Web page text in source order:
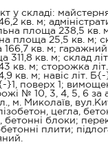
у складі:
кв. м;
площа 238,5 кв.
площа 25,5 кв. м;
кв. м; гаражний
311,8 кв. м; склад
кв. м; сторожка
кв. м; навіс літ. Б{-
}1, поверх 1;
№ 10, 3, 4, 5, 6 за
м. Миколаїв,
цегла,
бетонні блоки;
плити;